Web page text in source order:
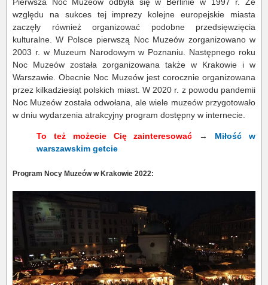
Pierwsza Noc Muzeów odbyła się w Berlinie w 1997 r. Ze
względu na sukces tej imprezy kolejne europejskie miasta
zaczęły również organizować podobne przedsięwzięcia
kulturalne. W Polsce pierwszą Noc Muzeów zorganizowano w
2003 r. w Muzeum Narodowym w Poznaniu. Następnego roku
Noc Muzeów została zorganizowana także w Krakowie i w
Warszawie. Obecnie Noc Muzeów jest corocznie organizowana
przez kilkadziesiąt polskich miast. W 2020 r. z powodu pandemii
Noc Muzeów została odwołana, ale wiele muzeów przygotowało
w dniu wydarzenia atrakcyjny program dostępny w internecie.
To też możecie Cię zainteresować → Miłość w
warszawskim getcie
Program Nocy Muzeów w Krakowie 2022: